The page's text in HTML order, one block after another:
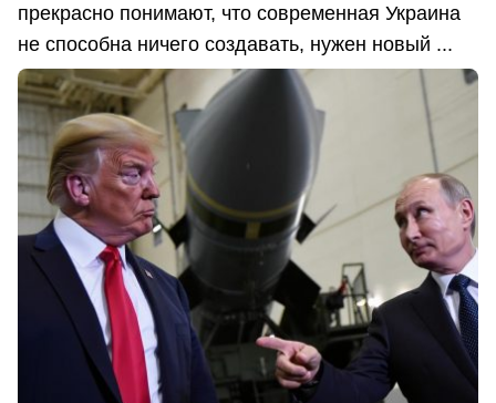
прекрасно понимают, что современная Украина
не способна ничего создавать, нужен новый ...